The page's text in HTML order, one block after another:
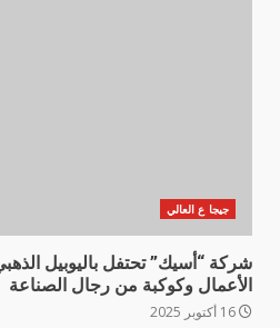
جيجا ع العالي
شركة “أسيك” تحتفل باليوبيل
الأعمال وكوكبة من رجال الصناعة